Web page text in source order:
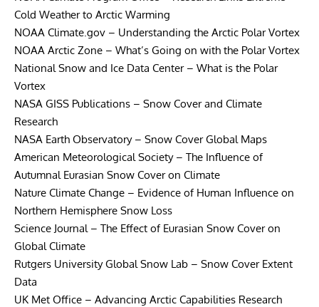
Cold Weather to Arctic Warming
NOAA Climate.gov – Understanding the Arctic Polar Vortex
NOAA Arctic Zone – What’s Going on with the Polar Vortex
National Snow and Ice Data Center – What is the Polar
Vortex
NASA GISS Publications – Snow Cover and Climate
Research
NASA Earth Observatory – Snow Cover Global Maps
American Meteorological Society – The Influence of
Autumnal Eurasian Snow Cover on Climate
Nature Climate Change – Evidence of Human Influence on
Northern Hemisphere Snow Loss
Science Journal – The Effect of Eurasian Snow Cover on
Global Climate
Rutgers University Global Snow Lab – Snow Cover Extent
Data
UK Met Office – Advancing Arctic Capabilities Research